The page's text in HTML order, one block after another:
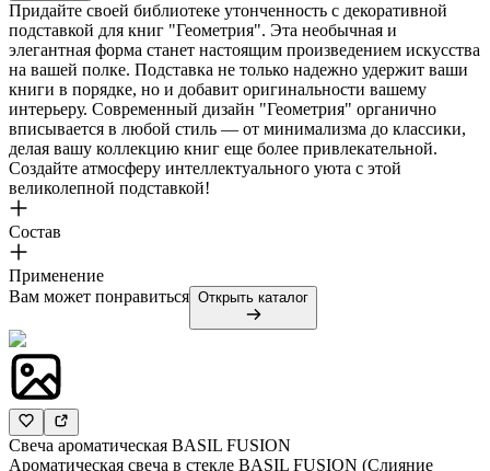
Придайте своей библиотеке утонченность с декоративной
подставкой для книг "Геометрия". Эта необычная и
элегантная форма станет настоящим произведением искусства
на вашей полке. Подставка не только надежно удержит ваши
книги в порядке, но и добавит оригинальности вашему
интерьеру. Современный дизайн "Геометрия" органично
вписывается в любой стиль — от минимализма до классики,
делая вашу коллекцию книг еще более привлекательной.
Создайте атмосферу интеллектуального уюта с этой
великолепной подставкой!
Состав
Применение
Вам может понравиться Открыть каталог
Свеча ароматическая BASIL FUSION
Ароматическая свеча в стекле BASIL FUSION (Слияние